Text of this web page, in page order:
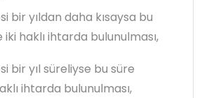
bir yıldan daha kısaysa bu
haklı ihtarda bulunulması,
bir yıl süreliyse bu süre
ihtarda bulunulması,